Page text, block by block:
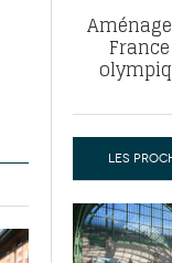
LES